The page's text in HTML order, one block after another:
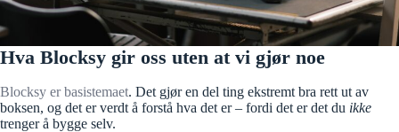
Hva Blocksy gir oss uten at vi gjør noe
Blocksy er basistemaet. Det gjør en del ting ekstremt bra rett ut av
boksen, og det er verdt å forstå hva det er – fordi det er det du ikke
trenger å bygge selv.